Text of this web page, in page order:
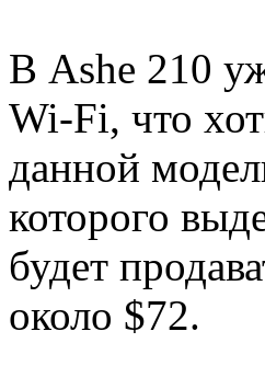
В Ashe 210
Wi-Fi, что
данной
которого
будет
около $72.